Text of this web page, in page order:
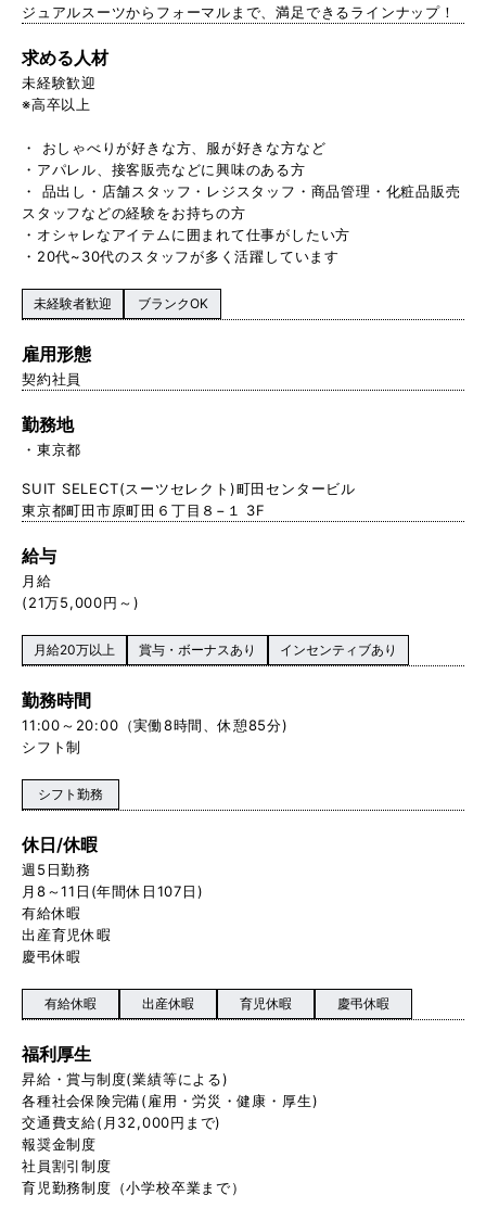
ジュアルスーツからフォーマルまで、満足できるラインナップ！
求める人材
未経験歓迎
※高卒以上
・ おしゃべりが好きな方、服が好きな方など
・アパレル、接客販売などに興味のある方
・ 品出し・店舗スタッフ・レジスタッフ・商品管理・化粧品販売
スタッフなどの経験をお持ちの方
・オシャレなアイテムに囲まれて仕事がしたい方
・20代~30代のスタッフが多く活躍しています
未経験者歓迎 ブランクOK
雇用形態
契約社員
勤務地
東京都
SUIT SELECT(スーツセレクト)町田センタービル
東京都町田市原町田６丁目８−１ 3F
給与
月給
(21万5,000円～)
月給20万以上 賞与・ボーナスあり インセンティブあり
勤務時間
11:00～20:00（実働8時間、休憩85分)
シフト制
シフト勤務
休日/休暇
週5日勤務
月8～11日(年間休日107日)
有給休暇
出産育児休暇
慶弔休暇
有給休暇 出産休暇 育児休暇 慶弔休暇
福利厚生
昇給・賞与制度(業績等による)
各種社会保険完備(雇用・労災・健康・厚生)
交通費支給(月32,000円まで)
報奨金制度
社員割引制度
育児勤務制度（小学校卒業まで）